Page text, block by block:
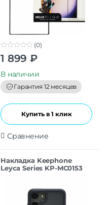
0
t
o
f
5
(0)
1 899 ₽
В наличии
Гарантия 12 месяцев
Купить в 1 клик
Сравнение
Накладка Keephone
Leyca Series KP-MC0153